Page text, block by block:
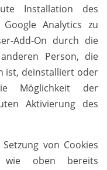
Installation des
Analytics zu
Add-On durch die
Person, die
ist, deinstalliert oder
Möglichkeit der
Aktivierung des
von Cookies
wie oben bereits